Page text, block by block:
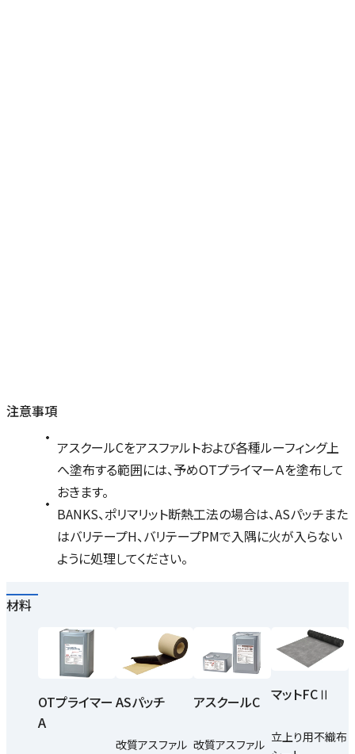
注意事項
アスクールCをアスファルトおよび各種ルーフィング上
へ塗布する範囲には、予めOTプライマーＡを塗布して
おきます。
BANKS、ポリマリット断熱工法の場合は、ASパッチまた
はバリテープH、バリテープPMで入隅に火が入らない
ように処理してください。
材料
OTプライマー
A
ASパッチ
改質アスファル
アスクールC
改質アスファル
マットFCⅡ
立上り用不織布